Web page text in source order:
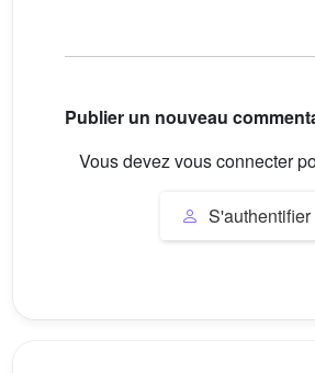
Publier un nouveau
Vous devez vous connecter
S'authentifier